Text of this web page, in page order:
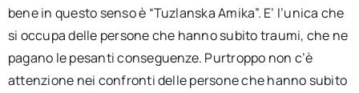
bene in questo senso è “Tuzlanska Amika”. E’ l’unica che
si occupa delle persone che hanno subito traumi, che ne
pagano le pesanti conseguenze. Purtroppo non c’è
attenzione nei confronti delle persone che hanno subito